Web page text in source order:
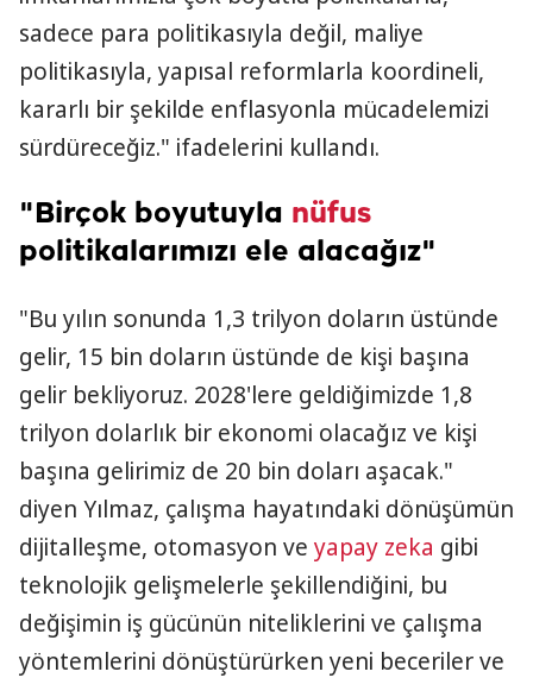
sadece para politikasıyla değil, maliye
politikasıyla, yapısal reformlarla koordineli,
kararlı bir şekilde enflasyonla mücadelemizi
sürdüreceğiz." ifadelerini kullandı.
"Birçok boyutuyla nüfus
politikalarımızı ele alacağız"
"Bu yılın sonunda 1,3 trilyon doların üstünde
gelir, 15 bin doların üstünde de kişi başına
gelir bekliyoruz. 2028'lere geldiğimizde 1,8
trilyon dolarlık bir ekonomi olacağız ve kişi
başına gelirimiz de 20 bin doları aşacak."
diyen Yılmaz, çalışma hayatındaki dönüşümün
dijitalleşme, otomasyon ve yapay zeka gibi
teknolojik gelişmelerle şekillendiğini, bu
değişimin iş gücünün niteliklerini ve çalışma
yöntemlerini dönüştürürken yeni beceriler ve